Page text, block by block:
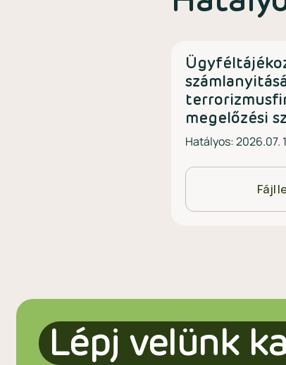
megelőzési
Hatályos: 2026.07.
Fájl
Lépj velünk